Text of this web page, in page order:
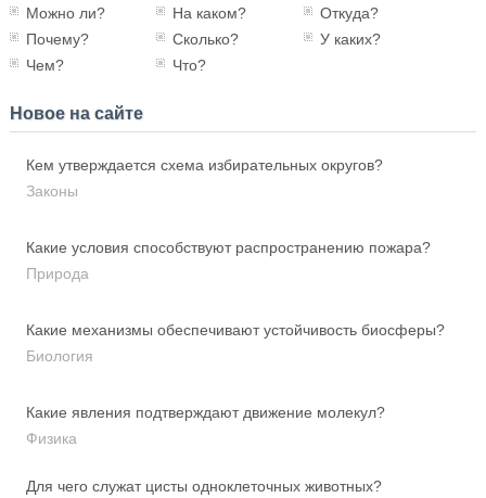
Можно ли?
На каком?
Откуда?
Почему?
Сколько?
У каких?
Чем?
Что?
Новое на сайте
Кем утверждается схема избирательных округов?
Законы
Какие условия способствуют распространению пожара?
Природа
Какие механизмы обеспечивают устойчивость биосферы?
Биология
Какие явления подтверждают движение молекул?
Физика
Для чего служат цисты одноклеточных животных?